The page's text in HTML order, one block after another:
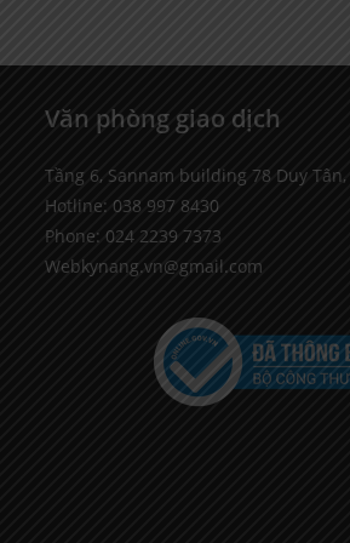
Văn phòng giao dịch
Tầng 6, Sannam building 78 Duy Tân,
Hotline: 038 997 8430
Phone: 024 2239 7373
Webkynang.vn@gmail.com